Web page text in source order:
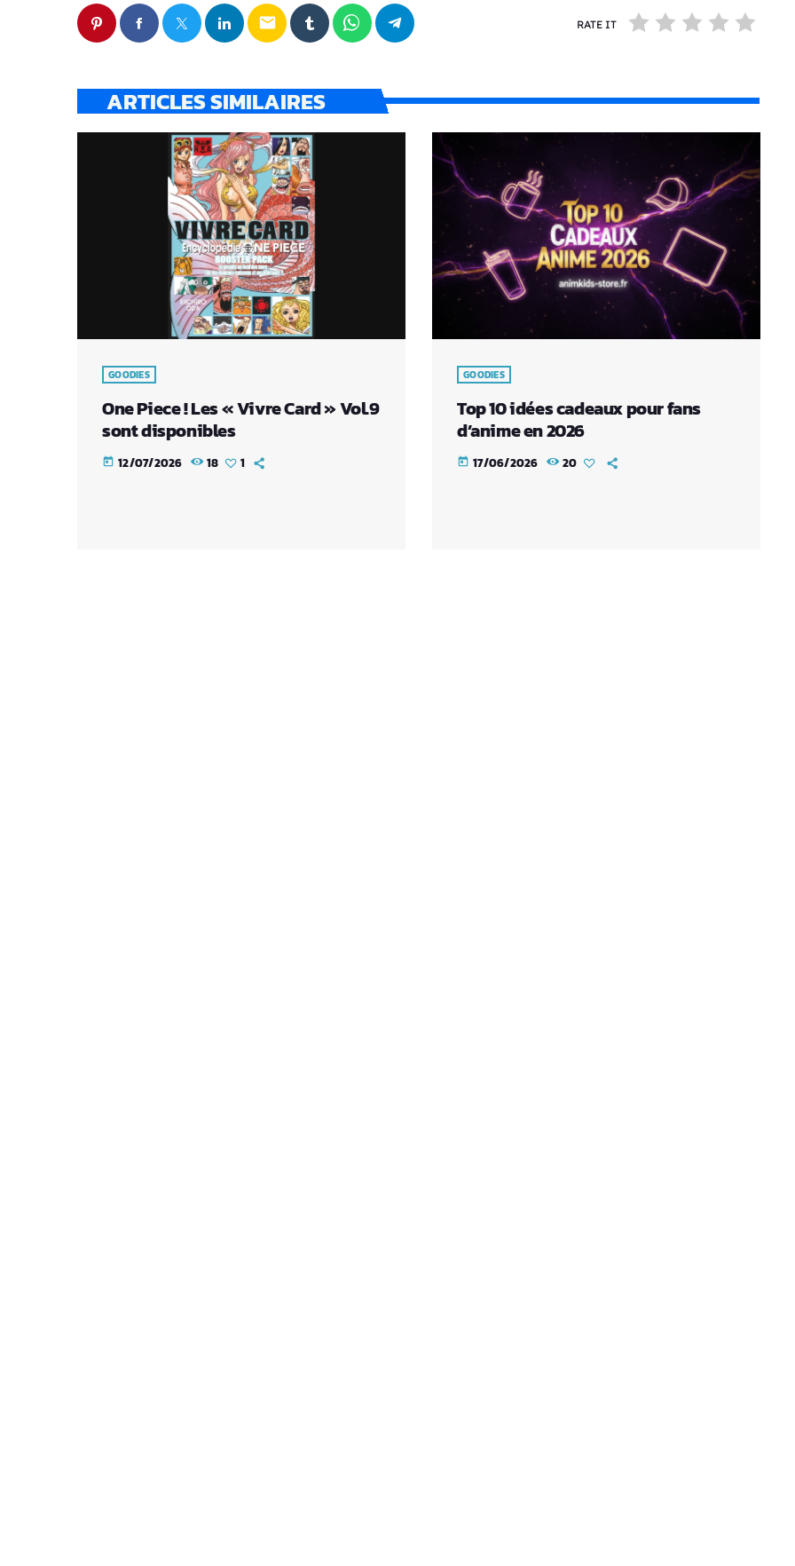
email RATE IT
ARTICLES SIMILAIRES
GOODIES
One Piece ! Les « Vivre Card » Vol.9
sont disponibles
today 12/07/2026 18 1
GOODIES
Top 10 idées cadeaux pour fans
d’anime en 2026
today 17/06/2026 20